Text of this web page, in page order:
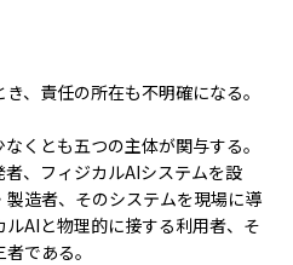
、責任の所在も不明確になる。
くとも五つの主体が関与する。
、フィジカルAIシステムを設
造者、そのシステムを現場に導
AIと物理的に接する利用者、そ
である。